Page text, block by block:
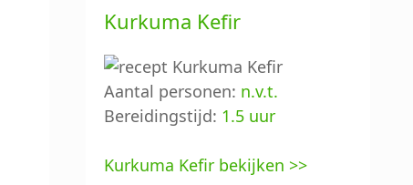
Kurkuma Kefir
Aantal personen: n.v.t.
Bereidingstijd: 1.5 uur
Kurkuma Kefir bekijken >>